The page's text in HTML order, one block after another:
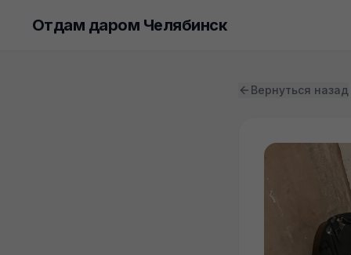
Отдам даром Челябинск
Вернуться назад